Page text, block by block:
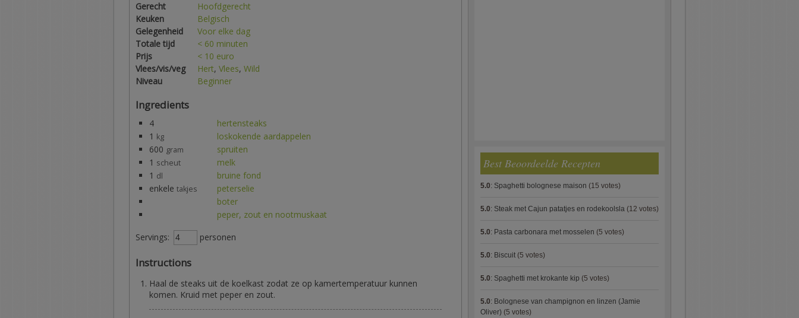
Gerecht
Hoofdgerecht
Keuken
Belgisch
Gelegenheid
Voor elke dag
Totale tijd
< 60 minuten
Prijs
< 10 euro
Vlees/vis/veg
Hert, Vlees, Wild
Niveau
Beginner
Ingredients
4
hertensteaks
1 kg
loskokende aardappelen
600 gram
spruiten
1 scheut
melk
1 dl
bruine fond
enkele takjes
peterselie
boter
peper, zout en nootmuskaat
Servings:
personen
Instructions
Haal de steaks uit de koelkast zodat ze op kamertemperatuur kunnen
komen. Kruid met peper en zout.
Best Beoordeelde Recepten
5.0: Spaghetti bolognese maison (15 votes)
5.0: Steak met Cajun patatjes en rodekoolsla (12 votes)
5.0: Pasta carbonara met mosselen (5 votes)
5.0: Biscuit (5 votes)
5.0: Spaghetti met krokante kip (5 votes)
5.0: Bolognese van champignon en linzen (Jamie
Oliver) (5 votes)